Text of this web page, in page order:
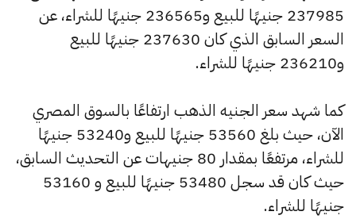
237985 جنيهًا للبيع و236565 جنيهًا للشراء، عن
السعر السابق الذي كان 237630 جنيهًا للبيع
و236210 جنيهًا للشراء.
كما شهد سعر الجنيه الذهب ارتفاعًا بالسوق المصري
الآن، حيث بلغ 53560 جنيهًا للبيع و53240 جنيهًا
للشراء، مرتفعًا بمقدار 80 جنيهات عن التحديث السابق،
حيث كان قد سجل 53480 جنيهًا للبيع و 53160
جنيهًا للشراء.